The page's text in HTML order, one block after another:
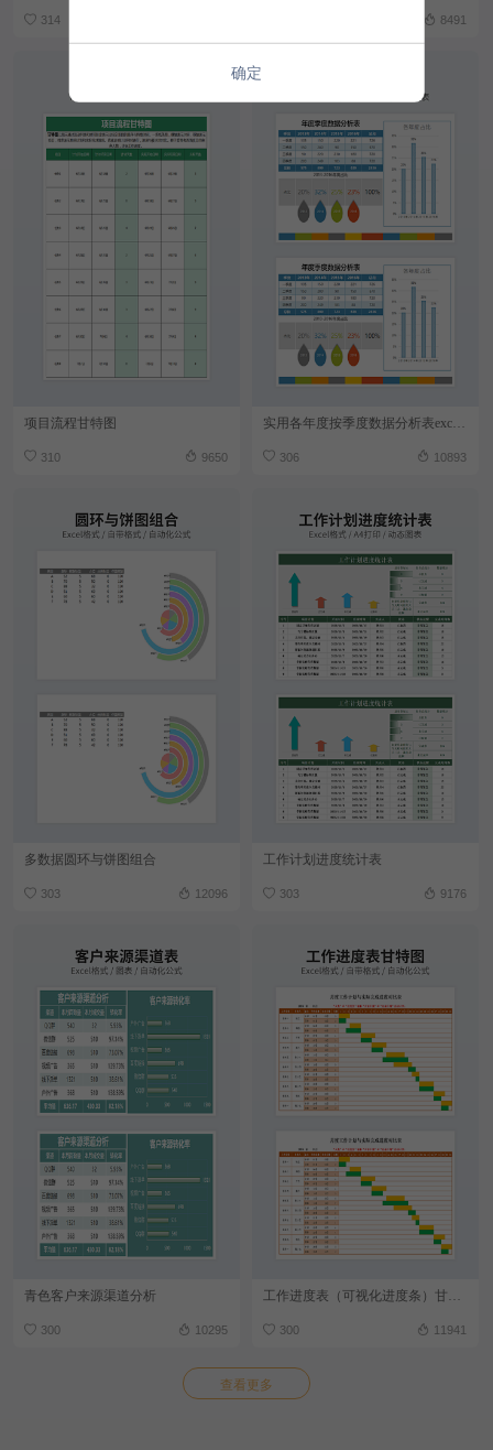
314 8491
项目流程甘特图
310 9650 306 10893
多数据圆环与饼图组合
303 12096
工作计划进度统计表
303 9176
青色客户来源渠道分析
300 10295
工作进度表（可视化进度条）甘特图
300 11941
查看更多
确定